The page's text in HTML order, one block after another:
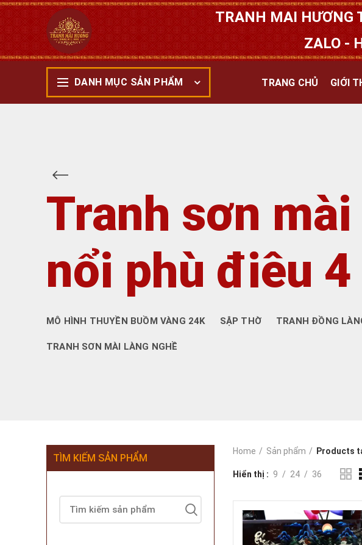
TRANH MAI HƯƠNG
ZALO -
DANH MỤC SẢN PHẨM TRANG CHỦ GIỚI
Tranh sơn
nổi phù điêu
MÔ HÌNH THUYỀN BUỒM VÀNG 24K SẬP THỜ TRANH ĐỒNG
TRANH SƠN MÀI LÀNG NGHỀ
Home Sản phẩm Products
Hiển thị 9 24 36
TÌM KIẾM SẢN PHẨM